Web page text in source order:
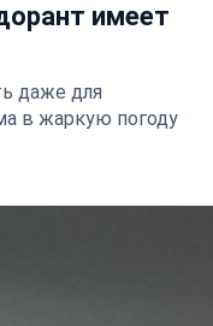
имеет
даже для
в жаркую погоду